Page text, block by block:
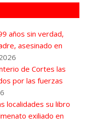
años sin verdad,
asesinado en
de Cortes las
por las fuerzas
localidades su libro
exiliado en